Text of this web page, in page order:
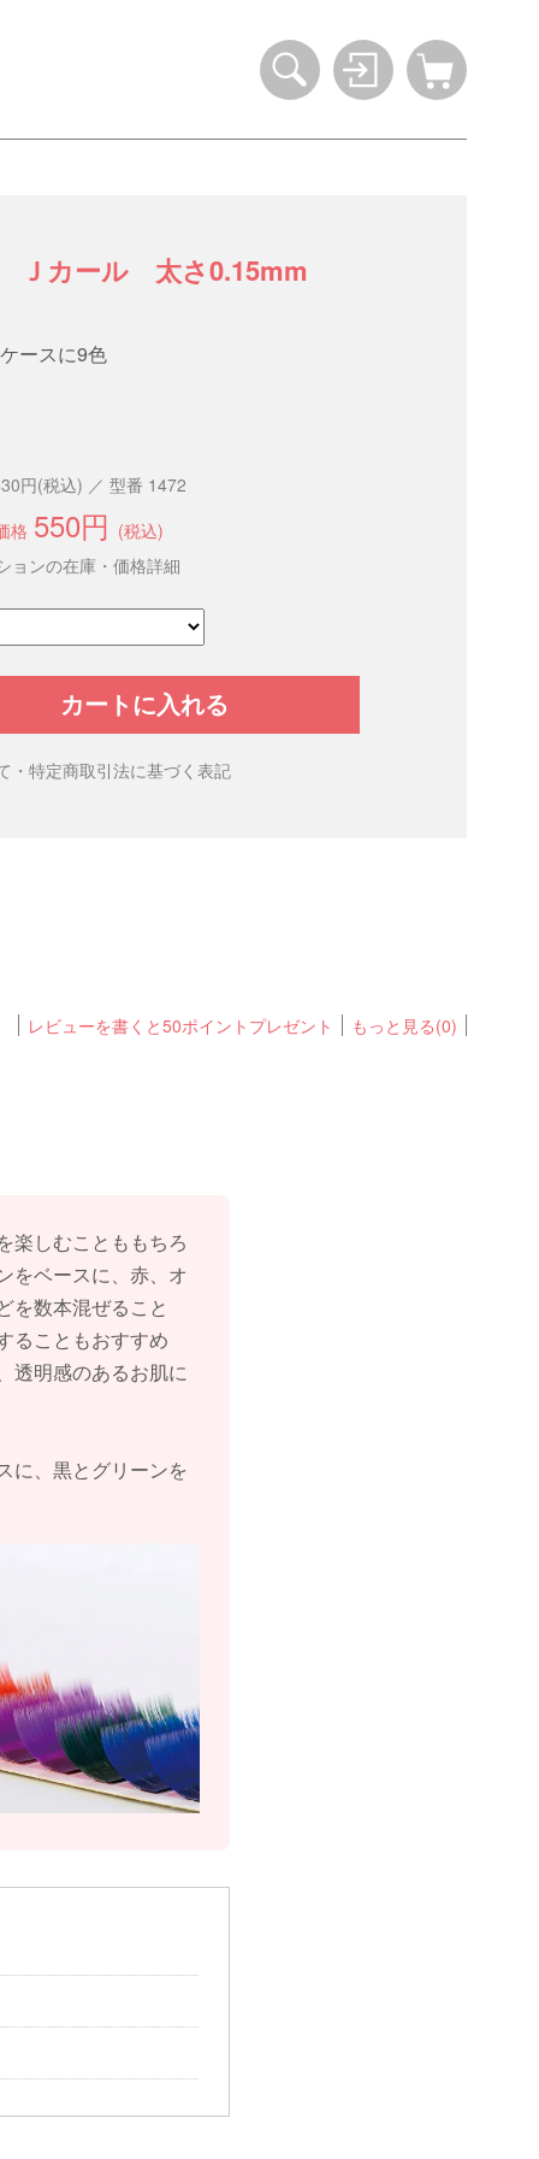
カール 太さ0.15mm
ースに9色
円(税込) ／ 型番 1472
格 550円 (税込)
ョンの在庫・価格詳細
カートに入れる
・特定商取引法に基づく表記
レビューを書くと50ポイントプレゼント もっと見る(0)
楽しむことももちろ
をベースに、赤、オ
を数本混ぜること
ることもおすすめ
透明感のあるお肌に
に、黒とグリーンを